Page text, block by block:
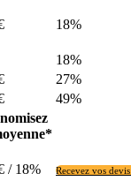
18%
18%
27%
49%
/ 18% Recevez vos devis